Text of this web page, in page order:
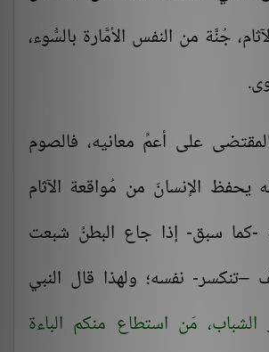
جُنَّة من النفس الأمَّارة بالسُّوء،
على أعمِّ معانيه، فالصوم
يحفظ الإنسانَ من مُواقعة الآثام
-كما سبق- إذا جاع البطنُ شبعت
–تنكسر- نفسه؛ ولهذا قال النبي
مَن استطاع منكم الباءة